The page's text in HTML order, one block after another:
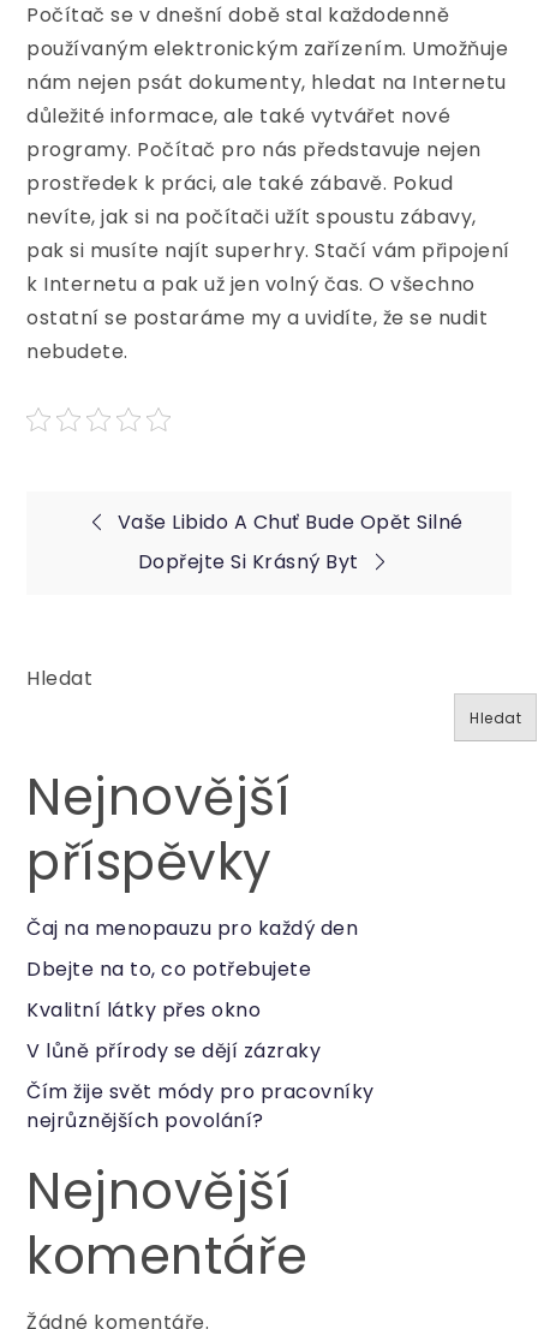
Počítač se v dnešní době stal každodenně
používaným elektronickým zařízením. Umožňuje
nám nejen psát dokumenty, hledat na Internetu
důležité informace, ale také vytvářet nové
programy. Počítač pro nás představuje nejen
prostředek k práci, ale také zábavě. Pokud
nevíte, jak si na počítači užít spoustu zábavy,
pak si musíte najít superhry. Stačí vám připojení
k Internetu a pak už jen volný čas. O všechno
ostatní se postaráme my a uvidíte, že se nudit
nebudete.
Navigace
příspěvek
Vaše Libido A Chuť Bude Opět Silné
Dopřejte Si Krásný Byt
Hledat
Hledat
Nejnovější
příspěvky
Čaj na menopauzu pro každý den
Dbejte na to, co potřebujete
Kvalitní látky přes okno
V lůně přírody se dějí zázraky
Čím žije svět módy pro pracovníky
nejrůznějších povolání?
Nejnovější
komentáře
Žádné komentáře.